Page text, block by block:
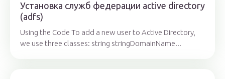
Установка служб федерации active directory
(adfs)
Using the Code To add a new user to Active Directory,
we use three classes: string stringDomainName...